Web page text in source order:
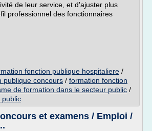
de leur service, et d'ajuster plus
professionnel des fonctionnaires
fonction publique hospitaliere /
publique concours / formation fonction
de formation dans le secteur public /
public
et examens / Emploi /